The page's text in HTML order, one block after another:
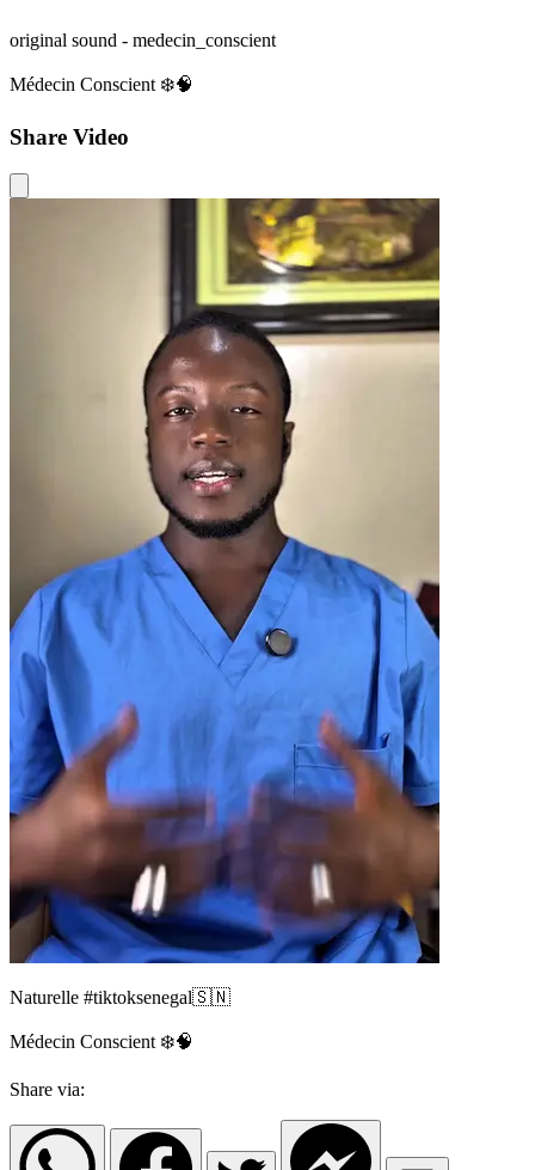
original sound - medecin_conscient
Médecin Conscient ❄️🧠
Share Video
Naturelle #tiktoksenegal🇸🇳
Médecin Conscient ❄️🧠
Share via: